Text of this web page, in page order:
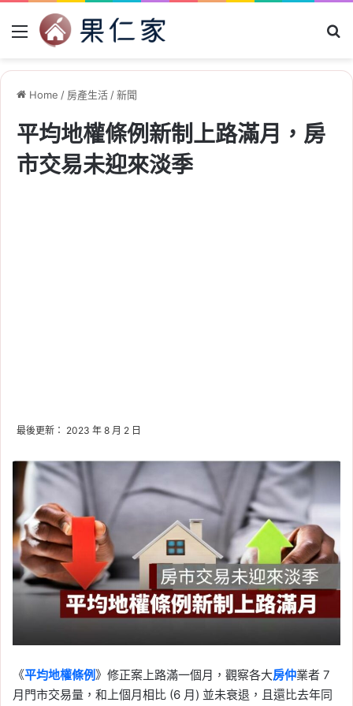
Menu
Home / 房產生活/新聞
平均地權條例新制上路滿月，房
市交易未迎來淡季
最後更新： 2023 年 8 月 2 日
《平均地權條例 》修正案上路滿一個月，觀察各大房仲業者 7
月門市交易量，和上個月相比 (6 月) 並未衰退，且還比去年同